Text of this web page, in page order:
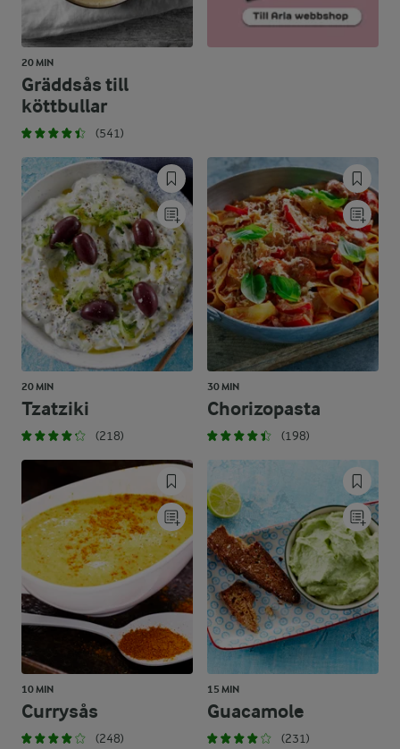
20 MIN
Gräddsås till
köttbullar
(541)
20 MIN
Tzatziki
(218)
30 MIN
Chorizopasta
(198)
10 MIN
Currysås
(248)
15 MIN
Guacamole
(231)